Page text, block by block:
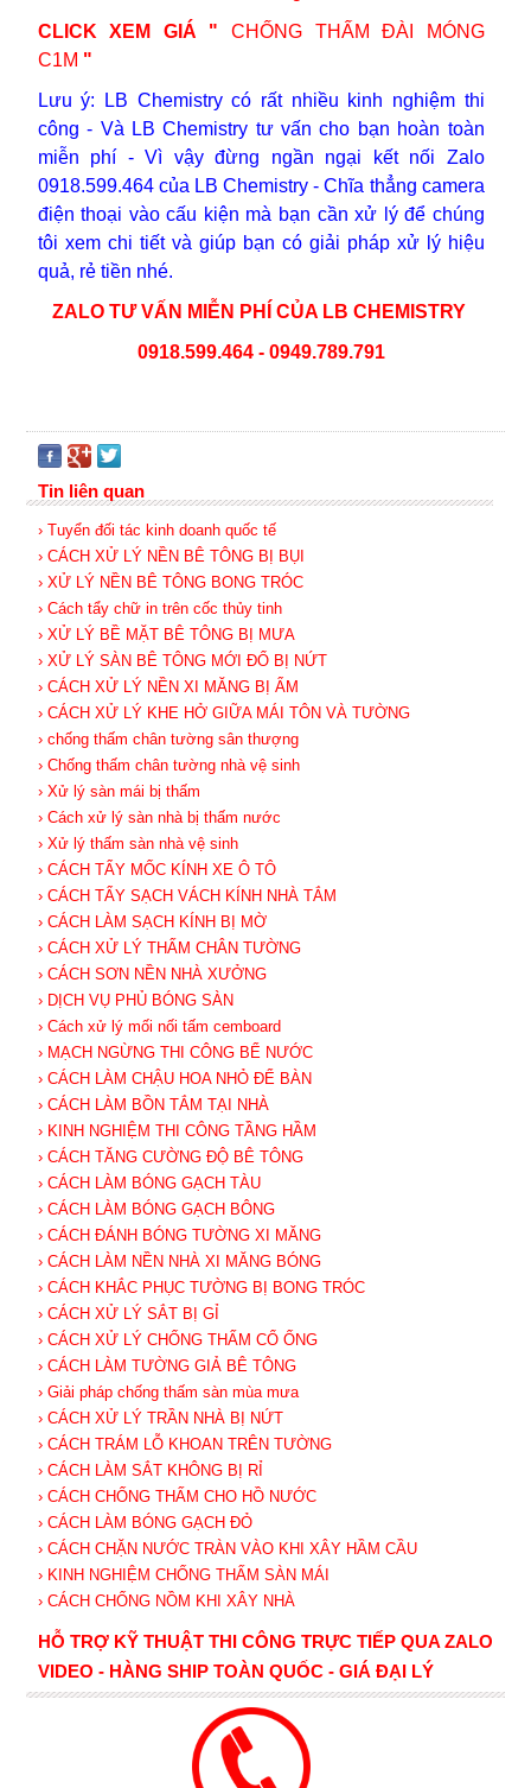
CLICK XEM GIÁ "
CHỐNG THẤM ĐÀI MÓNG
C1M "
Lưu ý:
LB Chemistry có rất nhiều kinh nghiệm thi
công - Và LB Chemistry tư vấn cho bạn hoàn toàn
miễn phí - Vì vậy đừng ngần ngại kết nối Zalo
0918.599.464 của LB Chemistry - Chĩa thẳng camera
điện thoại vào cấu kiện mà bạn cần xử lý để chúng
tôi xem chi tiết và giúp bạn có giải pháp xử lý hiệu
quả, rẻ tiền nhé.
ZALO TƯ VẤN MIỄN PHÍ CỦA LB CHEMISTRY
0918.599.464 - 0949.789.791
Tin liên quan
› Tuyển đối tác kinh doanh quốc tế
› CÁCH XỬ LÝ NỀN BÊ TÔNG BỊ BỤI
› XỬ LÝ NỀN BÊ TÔNG BONG TRÓC
› Cách tẩy chữ in trên cốc thủy tinh
› XỬ LÝ BỀ MẶT BÊ TÔNG BỊ MƯA
› XỬ LÝ SÀN BÊ TÔNG MỚI ĐỔ BỊ NỨT
› CÁCH XỬ LÝ NỀN XI MĂNG BỊ ẨM
› CÁCH XỬ LÝ KHE HỞ GIỮA MÁI TÔN VÀ TƯỜNG
› chống thấm chân tường sân thượng
› Chống thấm chân tường nhà vệ sinh
› Xử lý sàn mái bị thấm
› Cách xử lý sàn nhà bị thấm nước
› Xử lý thấm sàn nhà vệ sinh
› CÁCH TẨY MỐC KÍNH XE Ô TÔ
› CÁCH TẨY SẠCH VÁCH KÍNH NHÀ TẮM
› CÁCH LÀM SẠCH KÍNH BỊ MỜ
› CÁCH XỬ LÝ THẤM CHÂN TƯỜNG
› CÁCH SƠN NỀN NHÀ XƯỞNG
› DỊCH VỤ PHỦ BÓNG SÀN
› Cách xử lý mối nối tấm cemboard
› MẠCH NGỪNG THI CÔNG BỂ NƯỚC
› CÁCH LÀM CHẬU HOA NHỎ ĐỂ BÀN
› CÁCH LÀM BỒN TẮM TẠI NHÀ
› KINH NGHIỆM THI CÔNG TẦNG HẦM
› CÁCH TĂNG CƯỜNG ĐỘ BÊ TÔNG
› CÁCH LÀM BÓNG GẠCH TÀU
› CÁCH LÀM BÓNG GẠCH BÔNG
› CÁCH ĐÁNH BÓNG TƯỜNG XI MĂNG
› CÁCH LÀM NỀN NHÀ XI MĂNG BÓNG
› CÁCH KHẮC PHỤC TƯỜNG BỊ BONG TRÓC
› CÁCH XỬ LÝ SẮT BỊ GỈ
› CÁCH XỬ LÝ CHỐNG THẤM CỔ ỐNG
› CÁCH LÀM TƯỜNG GIẢ BÊ TÔNG
› Giải pháp chống thấm sàn mùa mưa
› CÁCH XỬ LÝ TRẦN NHÀ BỊ NỨT
› CÁCH TRÁM LỖ KHOAN TRÊN TƯỜNG
› CÁCH LÀM SẮT KHÔNG BỊ RỈ
› CÁCH CHỐNG THẤM CHO HỒ NƯỚC
› CÁCH LÀM BÓNG GẠCH ĐỎ
› CÁCH CHẶN NƯỚC TRÀN VÀO KHI XÂY HẦM CẦU
› KINH NGHIỆM CHỐNG THẤM SÀN MÁI
› CÁCH CHỐNG NỒM KHI XÂY NHÀ
HỖ TRỢ KỸ THUẬT THI CÔNG TRỰC TIẾP QUA ZALO
VIDEO - HÀNG SHIP TOÀN QUỐC - GIÁ ĐẠI LÝ